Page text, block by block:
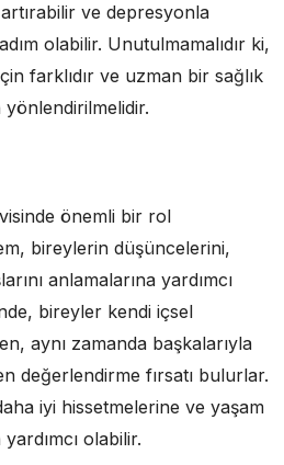
ve depresyonla
olabilir. Unutulmamalıdır ki,
farklıdır ve uzman bir sağlık
önemli bir rol
bireylerin düşüncelerini,
anlamalarına yardımcı
bireyler kendi içsel
aynı zamanda başkalarıyla
değerlendirme fırsatı bulurlar.
iyi hissetmelerine ve yaşam
olabilir.